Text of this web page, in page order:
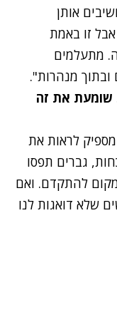
אותן
זו באמת
מתעלמים
ובתוך מנהרות".
את זה
לראות את
גברים תפסו
מקום להתקדם. ואם
שלא דואגות לנו